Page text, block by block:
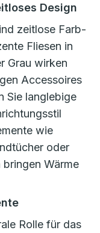
Design
zeitlose Farb-
Fliesen in
Grau wirken
Accessoires
Sie langlebige
wie
oder
Wärme
Rolle für das